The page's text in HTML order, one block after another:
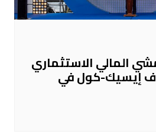
المالي الاستثماري
إيسيك-كول في